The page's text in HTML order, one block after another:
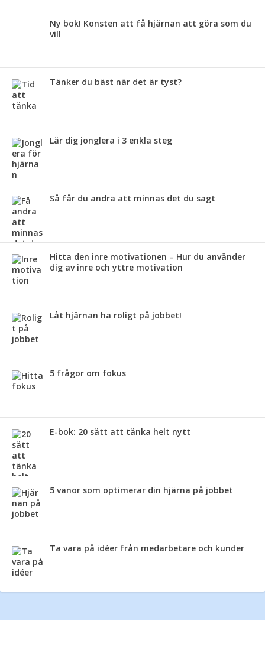
Ny bok! Konsten att få hjärnan att göra som du
vill
Tänker du bäst när det är tyst?
Lär dig jonglera i 3 enkla steg
Så får du andra att minnas det du sagt
Hitta den inre motivationen – Hur du använder
dig av inre och yttre motivation
Låt hjärnan ha roligt på jobbet!
5 frågor om fokus
E-bok: 20 sätt att tänka helt nytt
5 vanor som optimerar din hjärna på jobbet
Ta vara på idéer från medarbetare och kunder